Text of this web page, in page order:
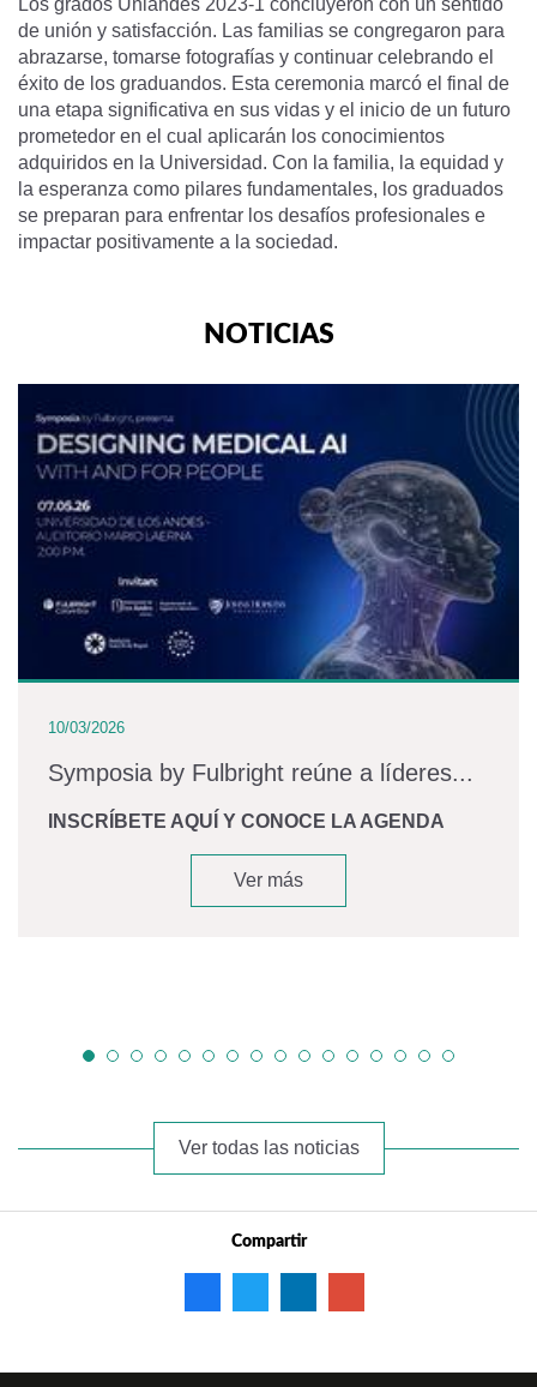
Los grados Uniandes 2023-1 concluyeron con un sentido
de unión y satisfacción. Las familias se congregaron para
abrazarse, tomarse fotografías y continuar celebrando el
éxito de los graduandos. Esta ceremonia marcó el final de
una etapa significativa en sus vidas y el inicio de un futuro
prometedor en el cual aplicarán los conocimientos
adquiridos en la Universidad. Con la familia, la equidad y
la esperanza como pilares fundamentales, los graduados
se preparan para enfrentar los desafíos profesionales e
impactar positivamente a la sociedad.
NOTICIAS
10/03/2026
Symposia by Fulbright reúne a líderes...
INSCRÍBETE AQUÍ Y CONOCE LA AGENDA
Ver más
Ver todas las noticias
Compartir